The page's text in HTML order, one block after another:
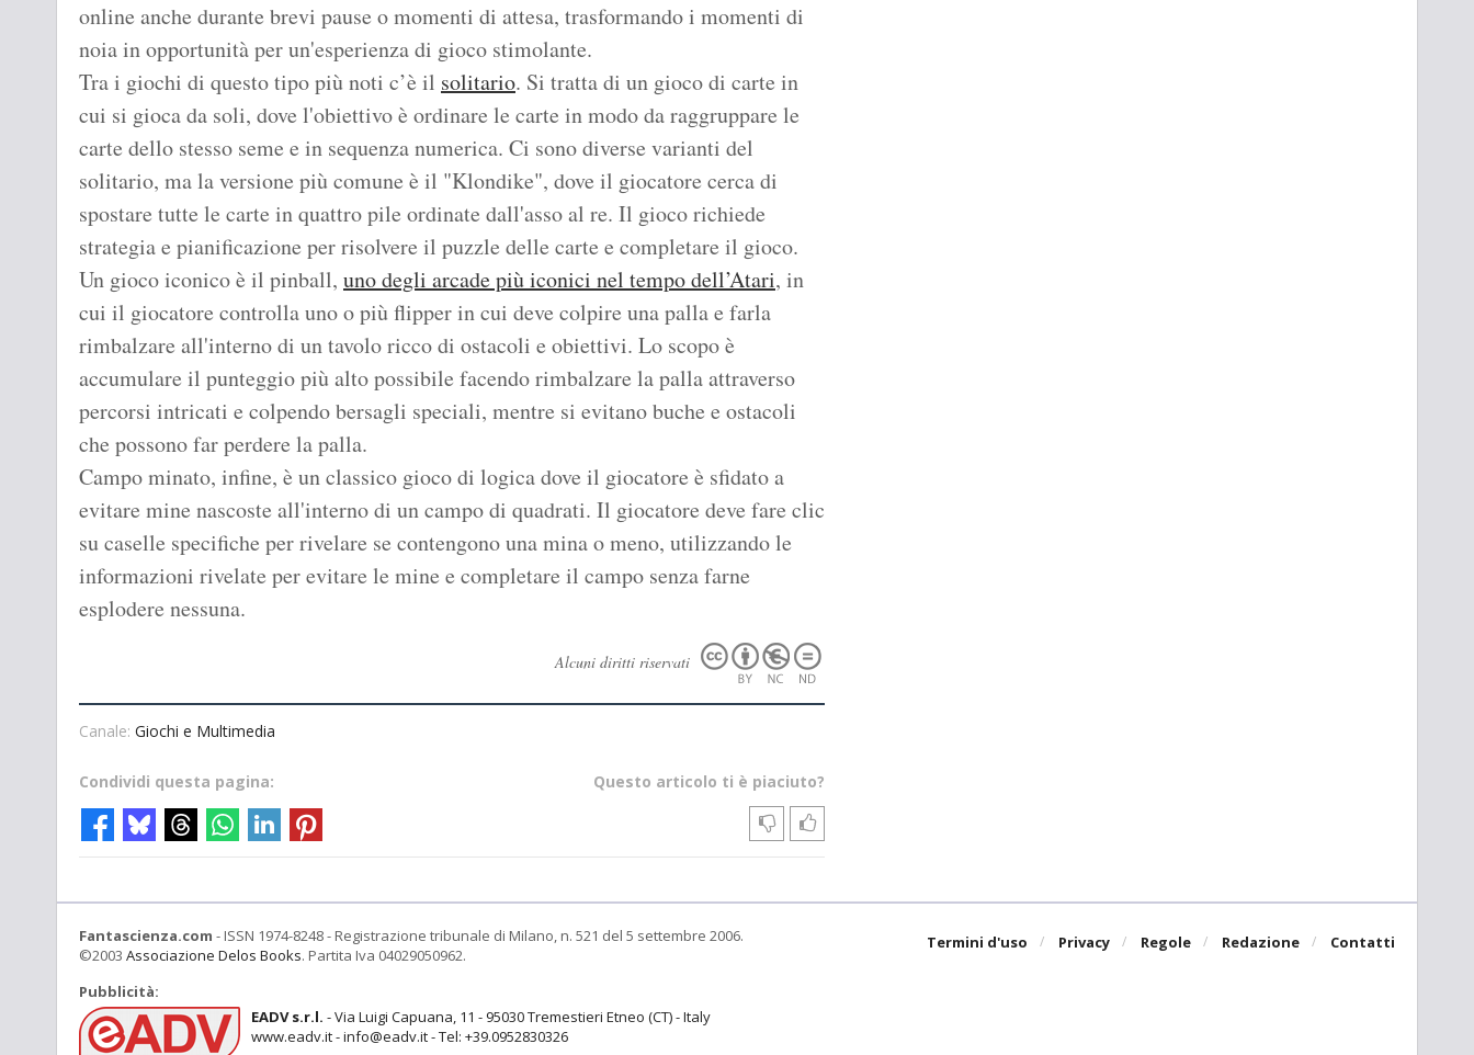
online anche durante brevi pause o momenti di attesa, trasformando i momenti di
noia in opportunità per un'esperienza di gioco stimolante.
Tra i giochi di questo tipo più noti c’è il solitario. Si tratta di un gioco di carte in
cui si gioca da soli, dove l'obiettivo è ordinare le carte in modo da raggruppare le
carte dello stesso seme e in sequenza numerica. Ci sono diverse varianti del
solitario, ma la versione più comune è il "Klondike", dove il giocatore cerca di
spostare tutte le carte in quattro pile ordinate dall'asso al re. Il gioco richiede
strategia e pianificazione per risolvere il puzzle delle carte e completare il gioco.
Un gioco iconico è il pinball, uno degli arcade più iconici nel tempo dell’Atari, in
cui il giocatore controlla uno o più flipper in cui deve colpire una palla e farla
rimbalzare all'interno di un tavolo ricco di ostacoli e obiettivi. Lo scopo è
accumulare il punteggio più alto possibile facendo rimbalzare la palla attraverso
percorsi intricati e colpendo bersagli speciali, mentre si evitano buche e ostacoli
che possono far perdere la palla.
Campo minato, infine, è un classico gioco di logica dove il giocatore è sfidato a
evitare mine nascoste all'interno di un campo di quadrati. Il giocatore deve fare clic
su caselle specifiche per rivelare se contengono una mina o meno, utilizzando le
informazioni rivelate per evitare le mine e completare il campo senza farne
esplodere nessuna.
Alcuni diritti riservati
Canale: Giochi e Multimedia
Questo articolo ti è piaciuto?
Condividi questa pagina:
Termini d'uso Privacy Regole Redazione Contatti
Fantascienza.com - ISSN 1974-8248 - Registrazione tribunale di Milano, n. 521 del 5 settembre 2006.
©2003 Associazione Delos Books. Partita Iva 04029050962.
Pubblicità:
EADV s.r.l. - Via Luigi Capuana, 11 - 95030 Tremestieri Etneo (CT) - Italy
www.eadv.it - info@eadv.it - Tel: +39.0952830326